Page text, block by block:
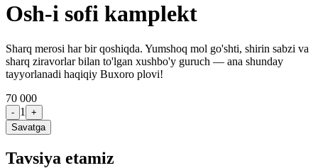
Osh-i sofi kamplekt
Sharq merosi har bir qoshiqda. Yumshoq mol go'shti, shirin sabzi va
sharq ziravorlar bilan to'lgan xushbo'y guruch — ana shunday
tayyorlanadi haqiqiy Buxoro plovi!
70 000
- 1
+
Savatga
Tavsiya etamiz